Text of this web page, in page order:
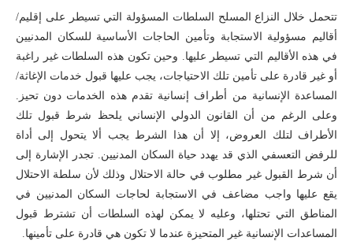
تتحمل خلال النزاع المسلح السلطات المسؤولة التي تسيطر على إقليم/
أقاليم مسؤولية الاستجابة وتأمين الحاجات الأساسية للسكان المدنيين
في هذه الأقاليم التي تسيطر عليها. وحين تكون هذه السلطات غير راغبة
أو غير قادرة على تأمين تلك الاحتياجات، يجب عليها قبول خدمات الإغاثة/
المساعدة الإنسانية من أطراف إنسانية تقدم هذه الخدمات دون تحيز.
وعلى الرغم من أن القانون الدولي الإنساني يلحظ شرط قبول تلك
الأطراف لتلك العروض، إلا أن هذا الشرط يجب ألا يتحول إلى أداة
للرفض التعسفي الذي قد يهدد حياة السكان المدنيين. تجدر الإشارة إلى
أن شرط القبول غير مطلوب في حالة الاحتلال وذلك لأن سلطة الاحتلال
يقع عليها واجب مضاعف في الاستجابة لحاجات السكان المدنيين في
المناطق التي تحتلها، وعليه لا يمكن لهذه السلطات أن تشترط قبول
المساعدات الإنسانية غير المتحيزة عندما لا تكون هي قادرة على تأمينها.